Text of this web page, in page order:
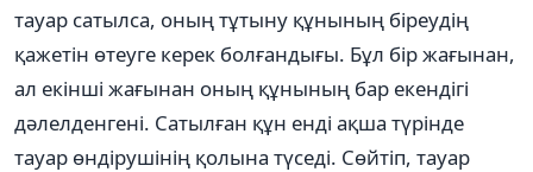
тауар сатылса, оның тұтыну құнының біреудің
қажетін өтеуге керек болғандығы. Бұл бір жағынан,
ал екінші жағынан оның құнының бар екендігі
дәлелденгені. Сатылған құн енді ақша түрінде
тауар өндірушінің қолына түседі. Сөйтіп, тауар